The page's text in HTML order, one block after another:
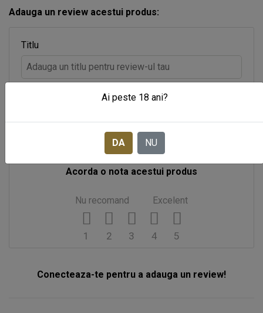
Adauga un review acestui produs:
Titlu
Acorda o nota acestui produs
Nu recomand Excelent
5
4
3
2
1
Conecteaza-te pentru a adauga un review!
Ai peste 18 ani?
DA NU